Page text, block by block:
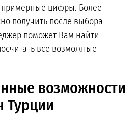
примерные цифры. Более
получить после выбора
поможет Вам найти
все возможные
возможности
Турции